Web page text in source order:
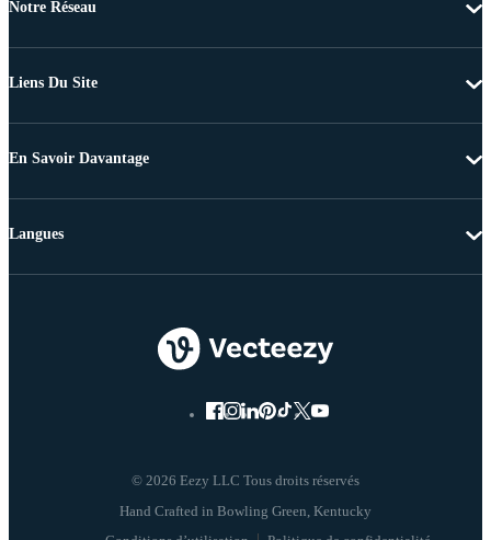
Notre Réseau
Liens Du Site
En Savoir Davantage
© 2026 Eezy LLC Tous droits réservés
Langues